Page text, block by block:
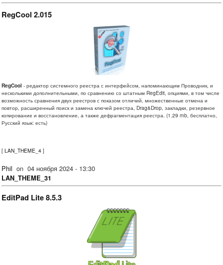
RegCool 2.015
RegCool - редактор системного реестра с интерфейсом, напоминающим Проводник, и
несколькими дополнительными, по сравнению со штатным RegEdit, опциями, в том числе
возможность сравнения двух реестров с показом отличий, множественные отмена и
повтор, расширенный поиск и замена ключей реестра, Drag&Drop, закладки, резервное
копирование и восстановление, а также дефрагментация реестра. (1.29 mb, бесплатно,
Русский язык: есть)
[ LAN_THEME_4 ]
Phil on 04 ноября 2024 - 13:30
LAN_THEME_31
EditPad Lite 8.5.3